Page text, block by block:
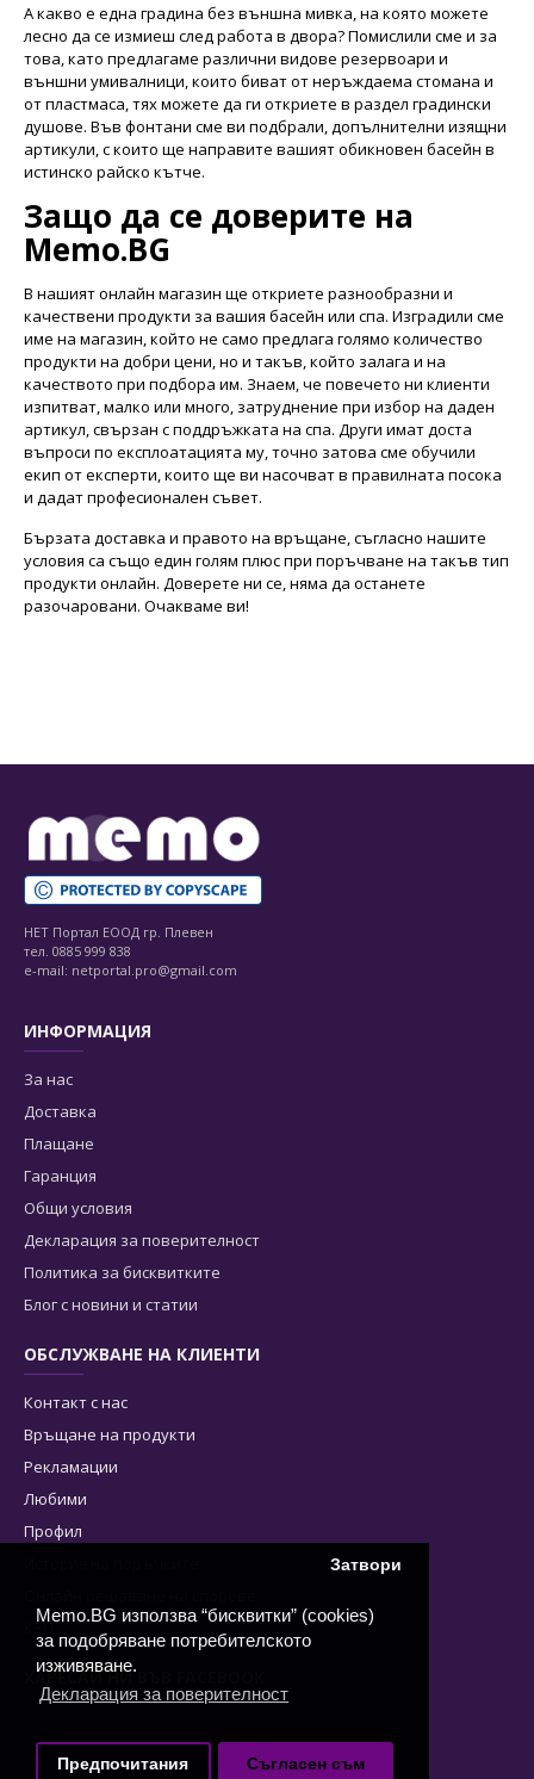
Memo.BG използва “бисквитки” (cookies)
за подобряване потребителското
изживяване.
Декларация за поверителност
Затвори
Предпочитания Съгласен съм
А какво е една градина без външна мивка, на която можете
лесно да се измиеш след работа в двора? Помислили сме и за
това, като предлагаме различни видове резервоари и
външни умивалници, които биват от неръждаема стомана и
от пластмаса, тях можете да ги откриете в раздел градински
душове. Във фонтани сме ви подбрали, допълнителни изящни
артикули, с които ще направите вашият обикновен басейн в
истинско райско кътче.
Защо да се доверите на
Memo.BG
В нашият онлайн магазин ще откриете разнообразни и
качествени продукти за вашия басейн или спа. Изградили сме
име на магазин, който не само предлага голямо количество
продукти на добри цени, но и такъв, който залага и на
качеството при подбора им. Знаем, че повечето ни клиенти
изпитват, малко или много, затруднение при избор на даден
артикул, свързан с поддръжката на спа. Други имат доста
въпроси по експлоатацията му, точно затова сме обучили
екип от експерти, които ще ви насочват в правилната посока
и дадат професионален съвет.
Бързата доставка и правото на връщане, съгласно нашите
условия са също един голям плюс при поръчване на такъв тип
продукти онлайн. Доверете ни се, няма да останете
разочаровани. Очакваме ви!
НЕТ Портал ЕООД гр. Плевен
тел. 0885 999 838
e-mail: netportal.pro@gmail.com
ИНФОРМАЦИЯ
За нас
Доставка
Плащане
Гаранция
Общи условия
Декларация за поверителност
Политика за бисквитките
Блог с новини и статии
ОБСЛУЖВАНЕ НА КЛИЕНТИ
Контакт с нас
Връщане на продукти
Рекламации
Любими
Профил
КЗП
ХАРЕСАЙ НИ ВЪВ FACEBOOK